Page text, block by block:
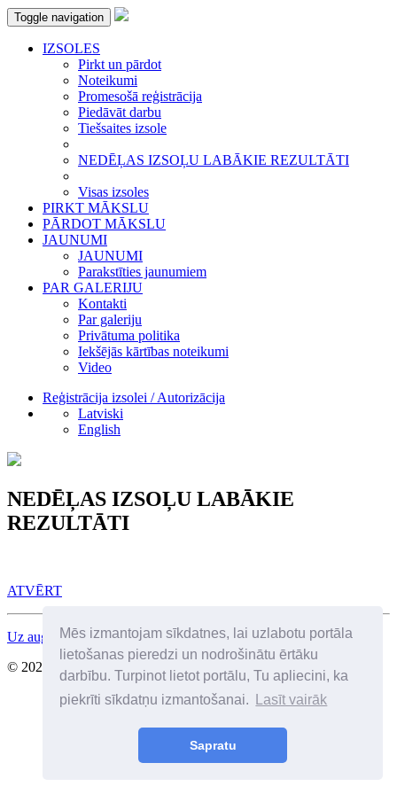
Mēs izmantojam sīkdatnes, lai uzlabotu portāla
lietošanas pieredzi un nodrošinātu ērtāku
darbību. Turpinot lietot portālu, Tu apliecini, ka
piekrīti sīkdatņu izmantošanai.
Lasīt vairāk
Sapratu
Toggle navigation
IZSOLES
Pirkt un pārdot
Noteikumi
Promesošā reģistrācija
Piedāvāt darbu
Tiešsaites izsole
NEDĒĻAS IZSOĻU LABĀKIE REZULTĀTI
Visas izsoles
PIRKT MĀKSLU
PĀRDOT MĀKSLU
JAUNUMI
JAUNUMI
Parakstīties jaunumiem
PAR GALERIJU
Kontakti
Par galeriju
Privātuma politika
Iekšējās kārtības noteikumi
Video
Reģistrācija izsolei / Autorizācija
Latviski
English
NEDĒĻAS IZSOĻU LABĀKIE
REZULTĀTI
ATVĒRT
Uz augšu
© 2026 Visas tiesības aizsargātas. SIA Birkenfelds